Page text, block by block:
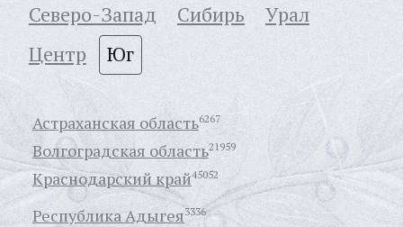
Северо-Запад
Сибирь
Урал
Центр
Юг
Астраханская область6267
Волгоградская область21959
Краснодарский край45052
Республика Адыгея3336